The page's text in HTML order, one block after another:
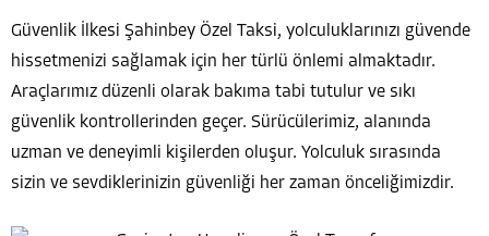
Güvenlik İlkesi Şahinbey Özel Taksi, yolculuklarınızı güvende
hissetmenizi sağlamak için her türlü önlemi almaktadır.
Araçlarımız düzenli olarak bakıma tabi tutulur ve sıkı
güvenlik kontrollerinden geçer. Sürücülerimiz, alanında
uzman ve deneyimli kişilerden oluşur. Yolculuk sırasında
sizin ve sevdiklerinizin güvenliği her zaman önceliğimizdir.